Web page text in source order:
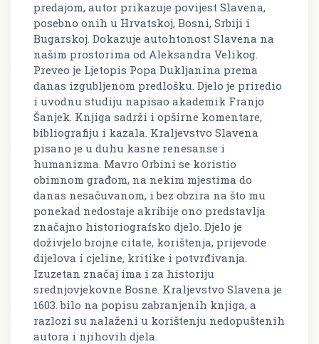
predajom, autor prikazuje povijest Slavena,
posebno onih u Hrvatskoj, Bosni, Srbiji i
Bugarskoj. Dokazuje autohtonost Slavena na
našim prostorima od Aleksandra Velikog.
Preveo je Ljetopis Popa Dukljanina prema
danas izgubljenom predlošku. Djelo je priredio
i uvodnu studiju napisao akademik Franjo
Šanjek. Knjiga sadrži i opširne komentare,
bibliografiju i kazala. Kraljevstvo Slavena
pisano je u duhu kasne renesanse i
humanizma. Mavro Orbini se koristio
obimnom građom, na nekim mjestima do
danas nesačuvanom, i bez obzira na što mu
ponekad nedostaje akribije ono predstavlja
značajno historiografsko djelo. Djelo je
doživjelo brojne citate, korištenja, prijevode
dijelova i cjeline, kritike i potvrđivanja.
Izuzetan značaj ima i za historiju
srednjovjekovne Bosne. Kraljevstvo Slavena je
1603. bilo na popisu zabranjenih knjiga, a
razlozi su nalaženi u korištenju nedopuštenih
autora i njihovih djela.